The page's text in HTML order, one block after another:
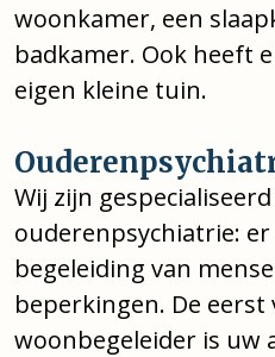
woonkamer, een
badkamer. Ook heeft
eigen kleine tuin.
Wij zijn
ouderenpsychiatrie:
begeleiding van
beperkingen. De
woonbegeleider is uw